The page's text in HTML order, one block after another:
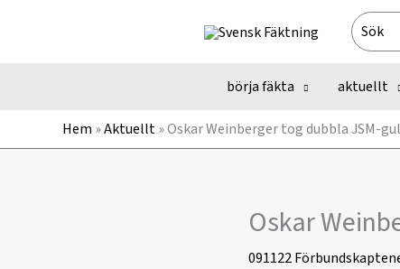
Search
for:
börja fäkta aktuellt
Hem »Aktuellt»Oskar Weinberger tog dubbla JSM-
Oskar
091122